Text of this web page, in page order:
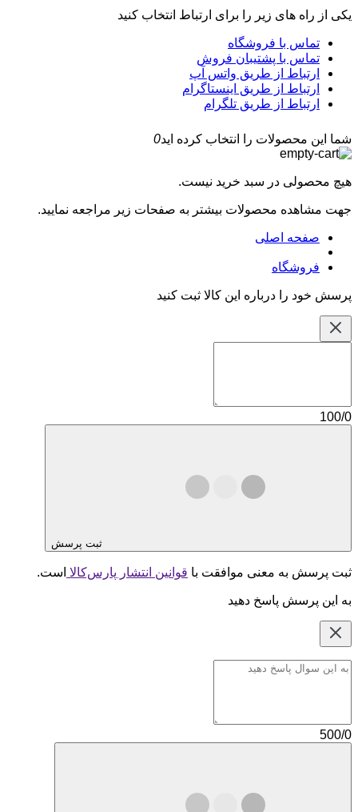
یکی از راه های زیر را برای ارتباط انتخاب کنید
تماس با فروشگاه
تماس با پشتیبان فروش
ارتباط از طریق واتس آپ
ارتباط از طریق اینستاگرام
ارتباط از طریق تلگرام
شما این محصولات را انتخاب کرده اید0
هیچ محصولی در سبد خرید نیست.
جهت مشاهده محصولات بیشتر به صفحات زیر مراجعه نمایید.
صفحه اصلی
فروشگاه
پرسش خود را درباره این کالا ثبت کنید
100/0
ثبت پرسش
ثبت پرسش به معنی موافقت با قوانین انتشار پارس‌کالا است.
به این پرسش پاسخ دهید
500/0